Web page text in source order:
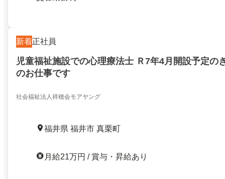
新着正社員
児童福祉施設での心理療法士 Ｒ7年4月開設予定の
のお仕事です
社会福祉法人祥穂会モアヤング
福井県 福井市 真栗町
月給21万円 / 賞与・昇給あり